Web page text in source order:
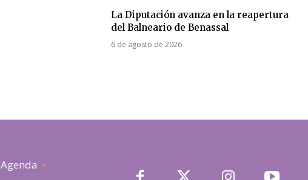
La Diputación avanza en la reapertura
del Balneario de Benassal
6 de agosto de 2026
Agenda